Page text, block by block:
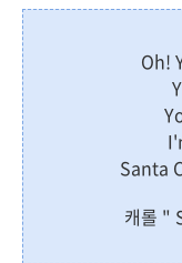
Oh!
Santa
캐롤 "